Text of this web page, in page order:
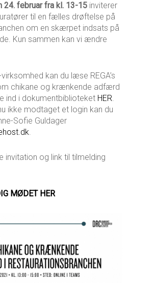
24. februar fra kl. 13-15 inviterer
til en fælles drøftelse på
om en skærpet indsats på
Kun sammen kan vi ændre
kan du læse REGA’s
chikane og krænkende adfærd
ind i dokumentbiblioteket HER.
ikke modtaget et login kan du
Sofie Guldager
.
invitation og link til tilmelding
MØDET HER